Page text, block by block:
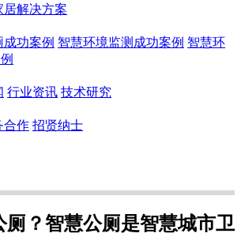
居解决方案
成功案例 智慧环境监测成功案例 智慧环
行业资讯 技术研究
合作 招贤纳士
厕？智慧公厕是智慧城市卫